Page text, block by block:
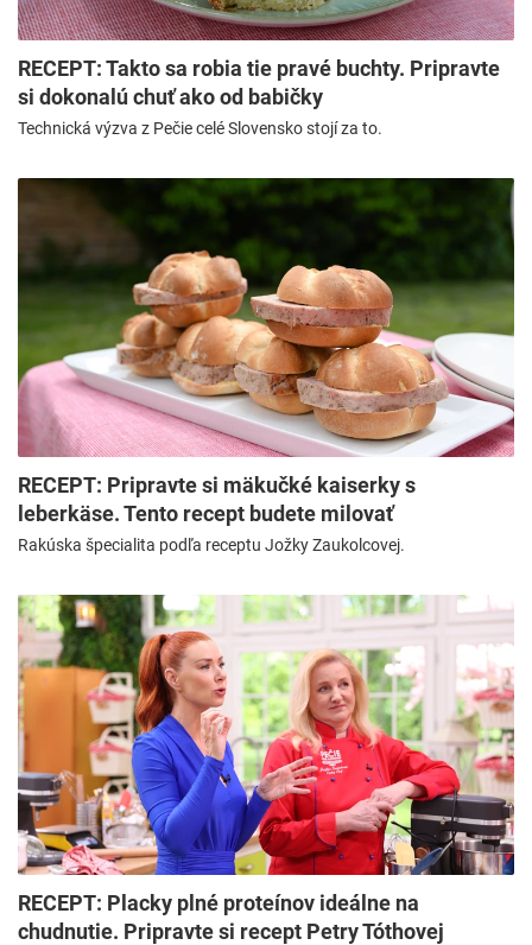
RECEPT: Takto sa robia tie pravé buchty. Pripravte
si dokonalú chuť ako od babičky
Technická výzva z Pečie celé Slovensko stojí za to.
RECEPT: Pripravte si mäkučké kaiserky s
leberkäse. Tento recept budete milovať
Rakúska špecialita podľa receptu Jožky Zaukolcovej.
RECEPT: Placky plné proteínov ideálne na
chudnutie. Pripravte si recept Petry Tóthovej